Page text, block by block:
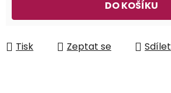
DO KOŠÍKU
Tisk Zeptat se Sdílet